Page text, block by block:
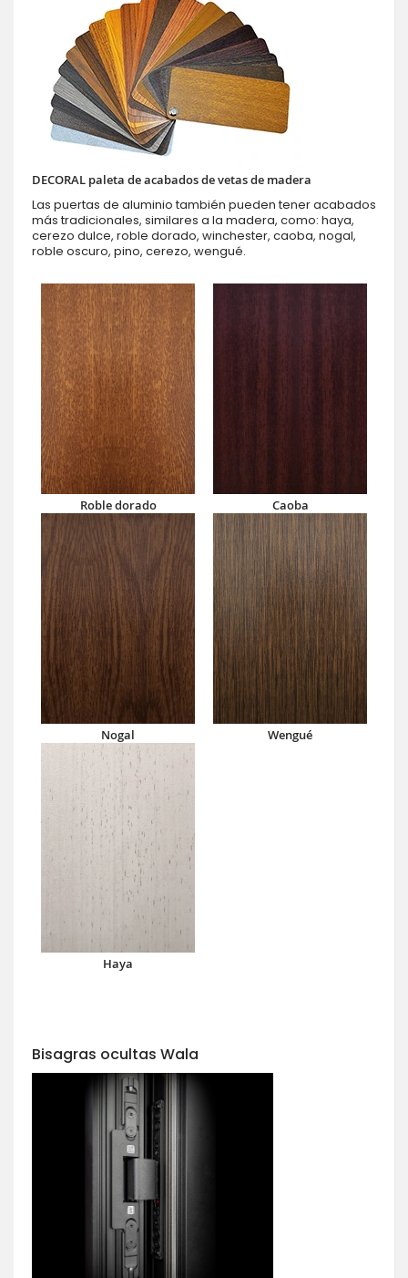
DECORAL paleta de acabados de vetas de madera
Las puertas de aluminio también pueden tener acabados
más tradicionales, similares a la madera, como: haya,
cerezo dulce, roble dorado, winchester, caoba, nogal,
roble oscuro, pino, cerezo, wengué.
Roble dorado Caoba
Nogal Wengué
Haya
Bisagras ocultas Wala